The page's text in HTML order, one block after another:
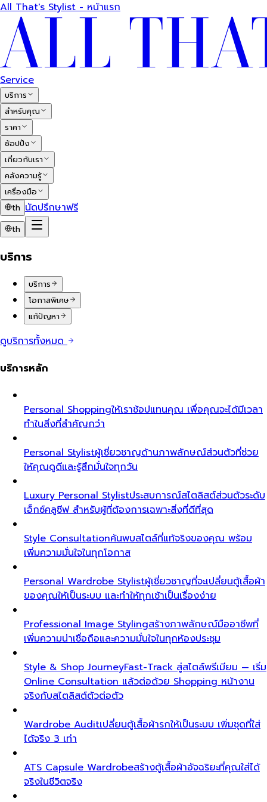
All That's Stylist - หน้าแรก
Service
บริการ
สำหรับคุณ
ราคา
ช้อปปิ้ง
เกี่ยวกับเรา
คลังความรู้
เครื่องมือ
th นัดปรึกษาฟรี
th
บริการ
บริการ
โอกาสพิเศษ
แก้ปัญหา
ดูบริการทั้งหมด
บริการหลัก
Personal Shoppingให้เราช้อปแทนคุณ เพื่อคุณจะได้มีเวลา
ทำในสิ่งที่สำคัญกว่า
Personal Stylistผู้เชี่ยวชาญด้านภาพลักษณ์ส่วนตัวที่ช่วย
ให้คุณดูดีและรู้สึกมั่นใจทุกวัน
Luxury Personal Stylistประสบการณ์สไตลิสต์ส่วนตัวระดับ
เอ็กซ์คลูซีฟ สำหรับผู้ที่ต้องการเฉพาะสิ่งที่ดีที่สุด
Style Consultationค้นพบสไตล์ที่แท้จริงของคุณ พร้อม
เพิ่มความมั่นใจในทุกโอกาส
Personal Wardrobe Stylistผู้เชี่ยวชาญที่จะเปลี่ยนตู้เสื้อผ้า
ของคุณให้เป็นระบบ และทำให้ทุกเช้าเป็นเรื่องง่าย
Professional Image Stylingสร้างภาพลักษณ์มืออาชีพที่
เพิ่มความน่าเชื่อถือและความมั่นใจในทุกห้องประชุม
Style & Shop JourneyFast-Track สู่สไตล์พรีเมียม — เริ่ม
Online Consultation แล้วต่อด้วย Shopping หน้างาน
จริงกับสไตลิสต์ตัวต่อตัว
Wardrobe Auditเปลี่ยนตู้เสื้อผ้ารกให้เป็นระบบ เพิ่มชุดที่ใส่
ได้จริง 3 เท่า
ATS Capsule Wardrobeสร้างตู้เสื้อผ้าอัจฉริยะที่คุณใส่ได้
จริงในชีวิตจริง